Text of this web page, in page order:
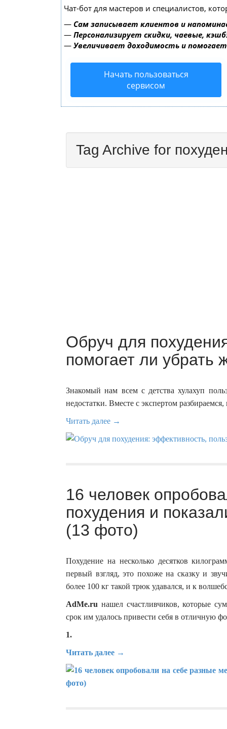
Чат-бот для мастеров и специалистов,
— Сам записывает клиентов и
— Персонализирует скидки, чаевые,
— Увеличивает доходимость и
Начать пользоваться
сервисом
Tag Archive for
Обруч для
помогает ли убрать
Знакомый нам всем с детства хулахуп
недостатки. Вместе с экспертом
Читать далее →
16 человек
похудения и
(13 фото)
Похудение на несколько десятков
первый взгляд, это похоже на сказку и
более 100 кг такой трюк удавался, и к
AdMe.ru нашел счастливчиков, которые
срок им удалось привести себя в отличную
1.
Читать далее →